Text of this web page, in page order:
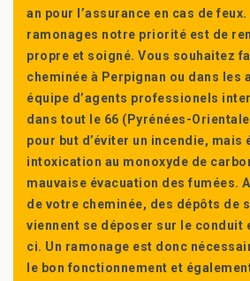
an pour l’assurance en cas de
ramonages notre priorité est de
propre et soigné. Vous souhaitez
cheminée à Perpignan ou dans les
équipe d’agents professionels
dans tout le 66 (Pyrénées-
pour but d’éviter un incendie, mais
intoxication au monoxyde de
mauvaise évacuation des fumées.
de votre cheminée, des dépôts de
viennent se déposer sur le conduit
ci. Un ramonage est donc
le bon fonctionnement et